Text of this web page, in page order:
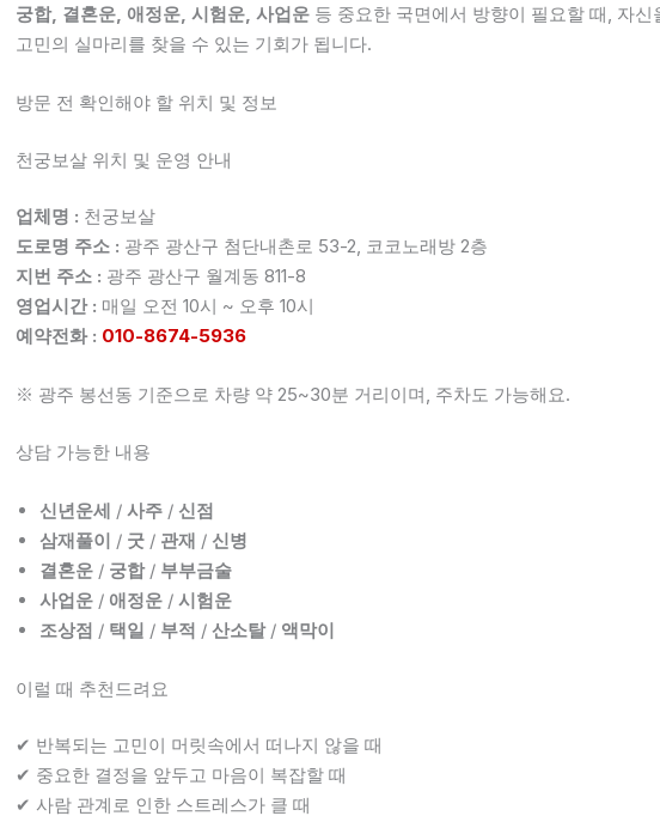
궁합, 결혼운, 애정운, 시험운, 사업운 등 중요한 국면에서 방향이 필요할 때, 자신
고민의 실마리를 찾을 수 있는 기회가 됩니다.
방문 전 확인해야 할 위치 및 정보
천궁보살 위치 및 운영 안내
업체명 : 천궁보살
도로명 주소 : 광주 광산구 첨단내촌로 53-2, 코코노래방 2층
지번 주소 : 광주 광산구 월계동 811-8
영업시간 : 매일 오전 10시 ~ 오후 10시
예약전화 : 010-8674-5936
※ 광주 봉선동 기준으로 차량 약 25~30분 거리이며, 주차도 가능해요.
상담 가능한 내용
신년운세 / 사주 / 신점
삼재풀이 / 굿 / 관재 / 신병
결혼운 / 궁합/ 부부금술
사업운 / 애정운 / 시험운
조상점 / 택일 / 부적 / 산소탈/ 액막이
이럴 때 추천드려요
✔ 반복되는 고민이 머릿속에서 떠나지 않을 때
✔ 중요한 결정을 앞두고 마음이 복잡할 때
✔ 사람 관계로 인한 스트레스가 클 때